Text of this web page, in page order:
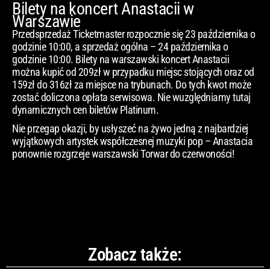
Bilety na koncert Anastacii w
Warszawie
Przedsprzedaż Ticketmaster rozpocznie się 23 października o
godzinie 10:00, a sprzedaż ogólna – 24 października o
godzinie 10:00. Bilety na warszawski koncert Anastacii
można kupić od 209zł w przypadku miejsc stojących oraz od
159zł do 316zł za miejsce na trybunach. Do tych kwot może
zostać doliczona opłata serwisowa. Nie wuzględniamy tutaj
dynamicznych cen biletów Platinum.
Nie przegap okazji, by usłyszeć na żywo jedną z najbardziej
wyjątkowych artystek współczesnej muzyki pop – Anastacia
ponownie rozgrzeje warszawski Torwar do czerwoności!
Zobacz także: